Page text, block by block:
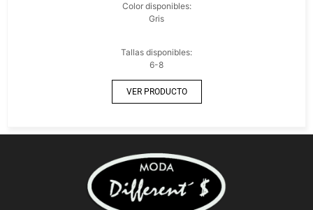
Color disponibles:
Gris
Tallas disponibles:
6-8
VER PRODUCTO